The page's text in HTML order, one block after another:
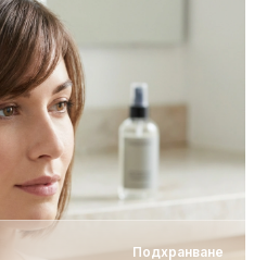
Подхранване